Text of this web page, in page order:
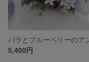
5,400円